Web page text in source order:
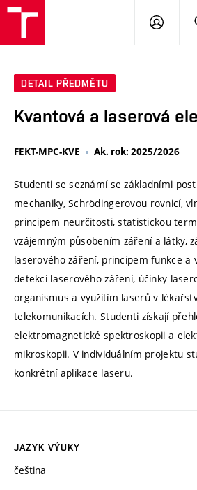
DETAIL PŘEDMĚTU
Kvantová a laserová
FEKT-MPC-KVE Ak. rok: 2025/2026
Studenti se seznámí se základními
mechaniky, Schrödingerovou rovnicí,
principem neurčitosti, statistickou
vzájemným působením záření a látky,
laserového záření, principem funkce a
detekcí laserového záření, účinky
organismus a využitím laserů v
telekomunikacích. Studenti získají
elektromagnetické spektroskopii a
mikroskopii. V individuálním projektu
konkrétní aplikace laseru.
JAZYK VÝUKY
čeština